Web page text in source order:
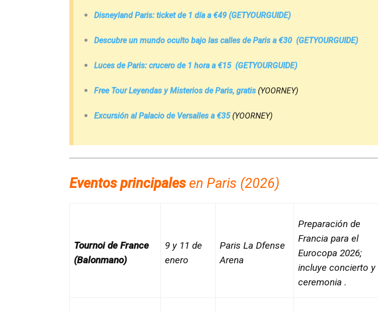
Disneyland Pari­s: ticket de 1 dí­a a €49 (GETYOURGUIDE)
Descubre un mundo oculto bajo las calles de Pari­s a €30 (GETYOURGUIDE)
Luces de Pari­s: crucero de 1 hora a €15 (GETYOURGUIDE)
Free Tour Leyendas y Misterios de Pari­s, gratis (YOORNEY)
Excursión al Palacio de Versalles a €35 (YOORNEY)
Eventos principales en Pari­s (2026)
Tournoi de France
(Balonmano)
9 y 11 de
enero
Paris La Dfense
Arena
Preparación de
Francia para el
Eurocopa 2026;
incluye concierto y
ceremonia .